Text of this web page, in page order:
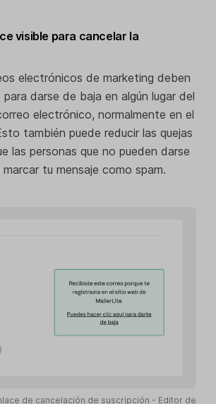
visible para cancelar la
electrónicos de marketing deben
para darse de baja en algún lugar del
electrónico, normalmente en el
también puede reducir las quejas
las personas que no pueden darse
tu mensaje como spam.
de cancelación de suscripción - Editor de